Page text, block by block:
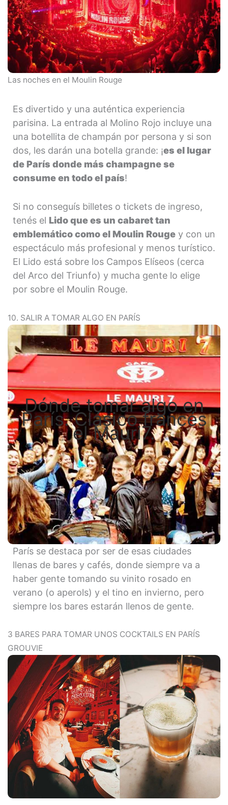
Las noches en el Moulin Rouge
Es divertido y una auténtica experiencia
parisina. La entrada al Molino Rojo incluye una
una botellita de champán por persona y si son
dos, les darán una botella grande: ¡es el lugar
de París donde más champagne se
consume en todo el país!
Si no conseguís billetes o tickets de ingreso,
tenés el Lido que es un cabaret tan
emblemático como el Moulin Rouge y con un
espectáculo más profesional y menos turístico.
El Lido está sobre los Campos Elíseos (cerca
del Arco del Triunfo) y mucha gente lo elige
por sobre el Moulin Rouge.
10. SALIR A TOMAR ALGO EN PARÍS
Dónde tomar algo en
París. Clásico francés
el Mauri7.
París se destaca por ser de esas ciudades
llenas de bares y cafés, donde siempre va a
haber gente tomando su vinito rosado en
verano (o aperols) y el tino en invierno, pero
siempre los bares estarán llenos de gente.
3 BARES PARA TOMAR UNOS COCKTAILS EN PARÍS
GROUVIE